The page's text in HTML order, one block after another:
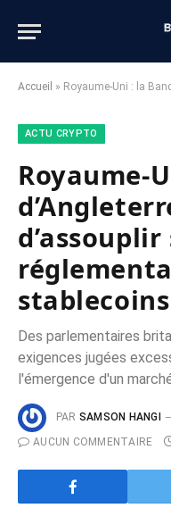
Accueil » Royaume-Uni : la Banque
ACTU CRYPTO
Royaume-
d’assouplir
stablecoins
Des parlementaires
exigences jugées
l'émergence d'un
PAR SAMSON HANGI
AUCUN COMMENTAIRE